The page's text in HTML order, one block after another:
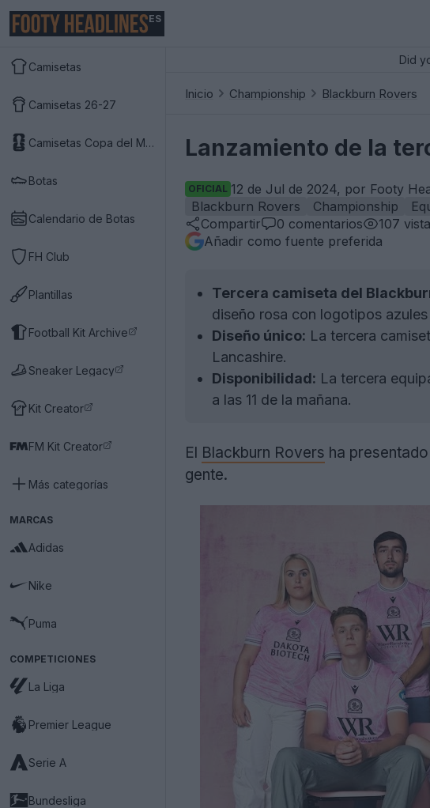
ES
Camisetas
Camisetas 26-27
Camisetas Copa del Mundo 2026
Botas
Calendario de Botas
FH Club
Plantillas
Football Kit Archive
Sneaker Legacy
Kit Creator
FM Kit Creator
Más categorías
MARCAS
Adidas
Nike
Puma
COMPETICIONES
La Liga
Premier League
Serie A
Bundesliga
Did
Inicio Championship Blackburn Rovers
Lanzamiento de la
OFICIAL 12 de Jul de 2024, por Footy
Blackburn Rovers
Championship
Compartir
0 comentarios 107
Añadir como fuente preferida
Tercera camiseta del
diseño rosa con logotipos
Diseño único: La tercera
Lancashire.
Disponibilidad: La tercera
a las 11 de la mañana.
El Blackburn Rovers ha
gente.